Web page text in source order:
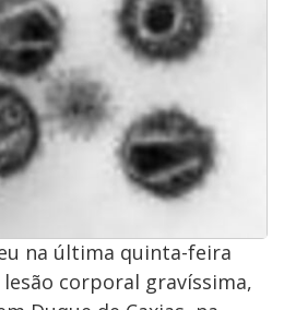
na última quinta-feira
corporal gravíssima,